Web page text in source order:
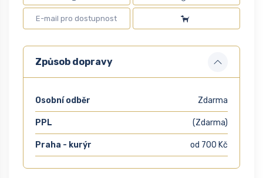
Způsob dopravy
Osobní odběr Zdarma
PPL (Zdarma)
Praha - kurýr od 700 Kč